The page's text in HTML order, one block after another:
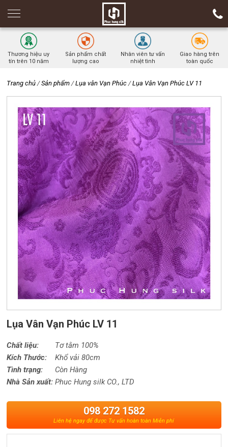
Thương hiệu uy
tín trên 10 năm
Sản phẩm chất
lượng cao
Nhân viên tư vấn
nhiệt tình
Giao hàng trên
toàn quốc
Trang chủ / Sản phẩm / Lụa vân Vạn Phúc / Lụa Vân Vạn Phúc LV 11
Lụa Vân Vạn Phúc LV 11
Chất liệu: Tơ tằm 100%
Kích Thước: Khổ vải 80cm
Tình trạng: Còn Hàng
Nhà Sản xuất: Phuc Hung silk CO., LTD
098 272 1582
Liên hệ ngay để được Tư vấn hoàn toàn Miễn phí